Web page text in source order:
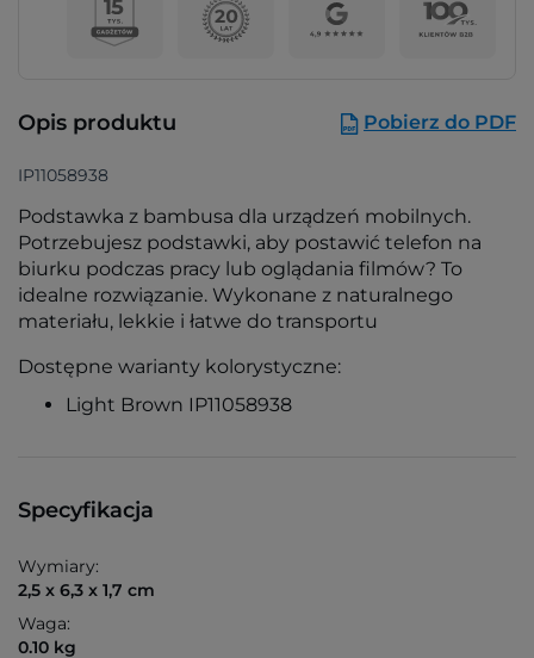
Opis produktu Pobierz do PDF
IP11058938
Podstawka z bambusa dla urządzeń mobilnych.
Potrzebujesz podstawki, aby postawić telefon na
biurku podczas pracy lub oglądania filmów? To
idealne rozwiązanie. Wykonane z naturalnego
materiału, lekkie i łatwe do transportu
Dostępne warianty kolorystyczne:
Light Brown IP11058938
Specyfikacja
Wymiary:
2,5 x 6,3 x 1,7 cm
Waga:
0.10 kg